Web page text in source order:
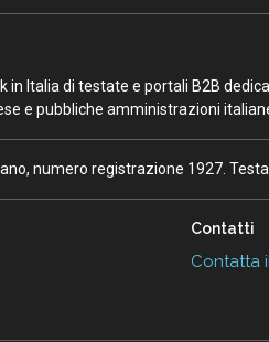
in Italia di testate e portali B2B
e pubbliche amministrazioni
numero registrazione 1927.
Contatti
Contatta